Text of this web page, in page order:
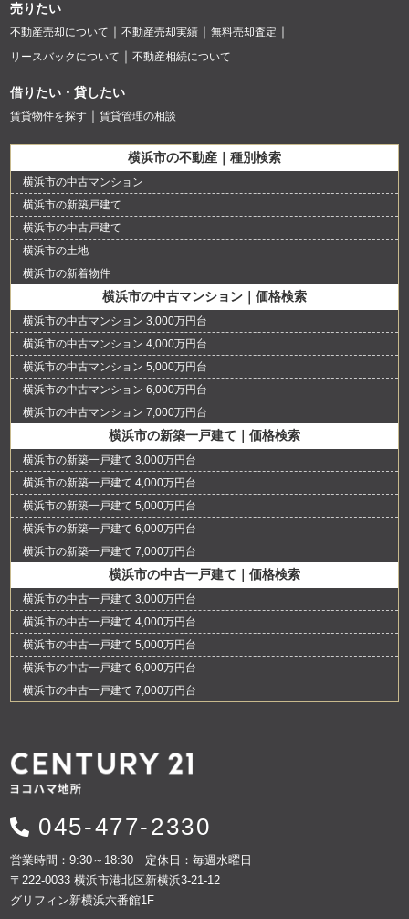
売りたい
不動産売却について 不動産売却実績
無料売却査定
リースバックについて
不動産相続について
借りたい・貸したい
賃貸物件を探す 賃貸管理の相談
横浜市の不動産｜種別検索
横浜市の中古マンション
横浜市の新築戸建て
横浜市の中古戸建て
横浜市の土地
横浜市の新着物件
横浜市の中古マンション｜価格検索
横浜市の中古マンション 3,000万円台
横浜市の中古マンション 4,000万円台
横浜市の中古マンション 5,000万円台
横浜市の中古マンション 6,000万円台
横浜市の中古マンション 7,000万円台
横浜市の新築一戸建て｜価格検索
横浜市の新築一戸建て 3,000万円台
横浜市の新築一戸建て 4,000万円台
横浜市の新築一戸建て 5,000万円台
横浜市の新築一戸建て 6,000万円台
横浜市の新築一戸建て 7,000万円台
横浜市の中古一戸建て｜価格検索
横浜市の中古一戸建て 3,000万円台
横浜市の中古一戸建て 4,000万円台
横浜市の中古一戸建て 5,000万円台
横浜市の中古一戸建て 6,000万円台
横浜市の中古一戸建て 7,000万円台
045-477-2330
営業時間：9:30～18:30 定休日：毎週水曜日
〒222-0033 横浜市港北区新横浜3-21-12
グリフィン新横浜六番館1F